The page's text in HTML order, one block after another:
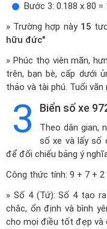
Bước 3: 0.188 x 80 =
» Trường hợp này 15
hữu đức"
» Phúc thọ viên mãn,
trên, bạn bè, cấp dưới
thảo và tài phú. Tuổi vãn
3 Biển số xe
Theo dân gian,
số xe và lấy số
để đối chiếu bảng ý
Công thức tính: 9 + 7 + 2
» Số 4 (Tứ): Số 4 tạo
chắc, ổn định và bình
cho mọi điều tốt đẹp và